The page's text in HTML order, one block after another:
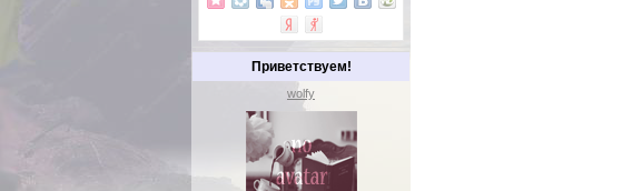
Приветствуем!
wolfy